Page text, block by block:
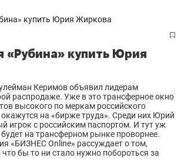
«Рубина» купить Юрия
Керимов объявил лидерам
распродаже. Уже в это трансферное окно
высокого по меркам российского
на «бирже труда». Среди них Юрий
игрок с российским паспортом. И тут уж
будет на трансферном рынке проворнее.
«БИЗНЕС Online» рассуждает о том,
бы то ни стало нужно побороться за